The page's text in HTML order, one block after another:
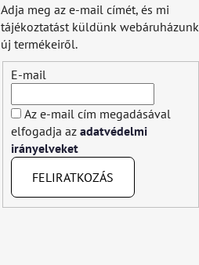
Adja meg az e-mail címét, és mi
tájékoztatást küldünk webáruházunk
új termékeiről.
E-mail
Az e-mail cím megadásával
elfogadja az adatvédelmi
irányelveket
FELIRATKOZÁS